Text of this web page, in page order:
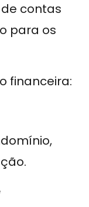
contas
para os
financeira: